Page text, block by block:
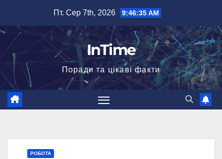
вмісту
Пт. Сер 7th, 2026 9:46:37 AM
InTime
Поради та цікаві факти
РОБОТА